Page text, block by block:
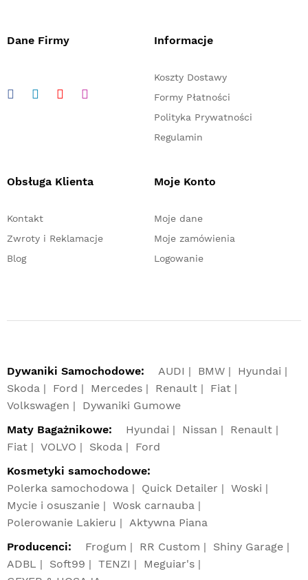
Dane Firmy Informacje
Koszty Dostawy
Formy Płatności
Polityka Prywatności
Regulamin
Obsługa Klienta
Kontakt
Zwroty i Reklamacje
Blog
Moje Konto
Moje dane
Moje zamówienia
Logowanie
Dywaniki Samochodowe: AUDI BMW
Hyundai
Skoda
Ford Mercedes Renault
Fiat
Volkswagen
Dywaniki Gumowe
Maty Bagażnikowe:
Hyundai Nissan
Renault
Fiat
VOLVO Skoda
Ford
Kosmetyki samochodowe:
Polerka samochodowa
Quick Detailer
Woski
Mycie i osuszanie
Wosk carnauba
Polerowanie Lakieru
Aktywna Piana
Producenci:
Frogum RR Custom
Shiny Garage
ADBL
Soft99 TENZI
Meguiar's